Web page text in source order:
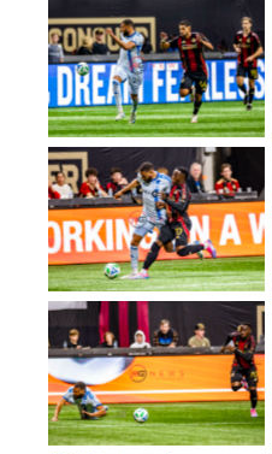
No Caption
No Caption
No Caption